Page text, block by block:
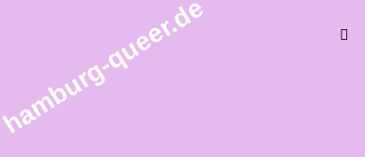
queer.de